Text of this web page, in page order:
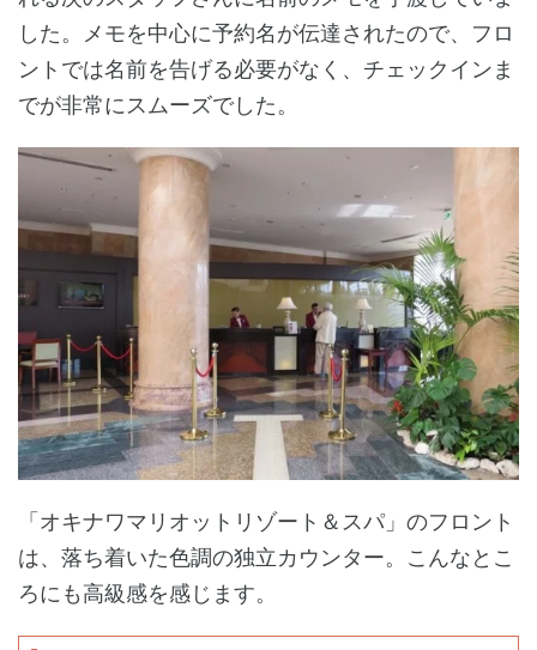
した。メモを中心に予約名が伝達されたので、フロ
ントでは名前を告げる必要がなく、チェックインま
でが非常にスムーズでした。
「オキナワマリオットリゾート＆スパ」のフロント
は、落ち着いた色調の独立カウンター。こんなとこ
ろにも高級感を感じます。